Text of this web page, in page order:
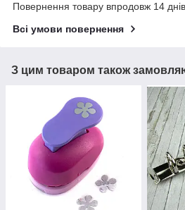
Повернення товару впродовж 14
Всі умови повернення
З цим товаром також